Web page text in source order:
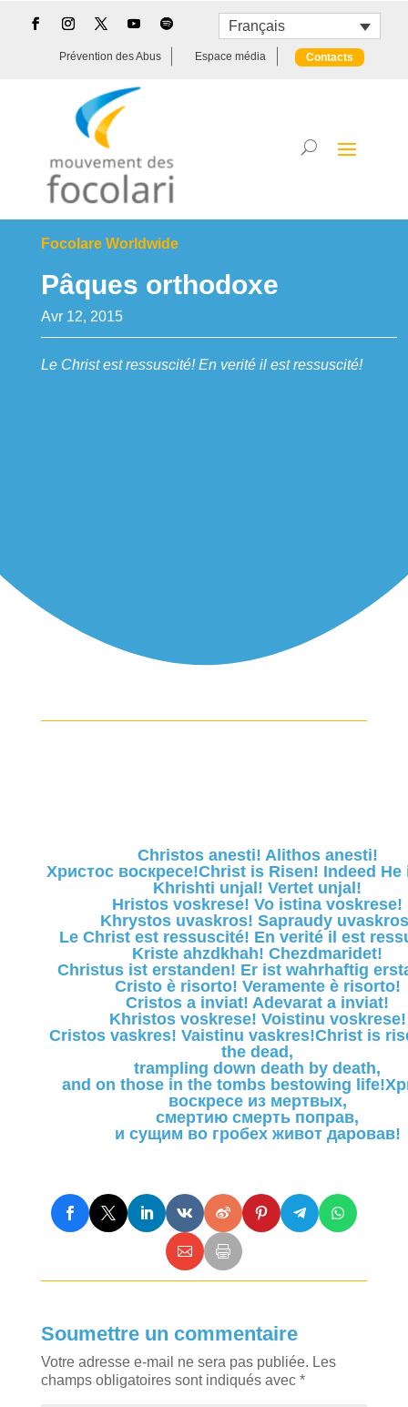
Français
Prévention des Abus Espace média Contacts
Focolare Worldwide
Pâques orthodoxe
Avr 12, 2015
Le Christ est ressuscité! En verité il est ressuscité!
Christos anesti! Alithos anesti!
Христос воскресе!Christ is Risen! Indeed
Khrishti unjal! Vertet unjal!
Hristos voskrese! Vo istina voskrese!
Khrystos uvaskros! Sapraudy
Le Christ est ressuscité! En verité il est
Kriste ahzdkhah! Chezdmaridet!
Christus ist erstanden! Er ist wahrhaftig
Cristo è risorto! Veramente è risorto!
Cristos a inviat! Adevarat a inviat!
Khristos voskrese! Voistinu voskrese!
Cristos vaskres! Vaistinu vaskres!Christ is
the dead,
trampling down death by death,
and on those in the tombs bestowing
воскресе из мертвых,
смертию смерть поправ,
и сущим во гробех живот даровав!
Soumettre un commentaire
Votre adresse e-mail ne sera pas publiée. Les
champs obligatoires sont indiqués avec *